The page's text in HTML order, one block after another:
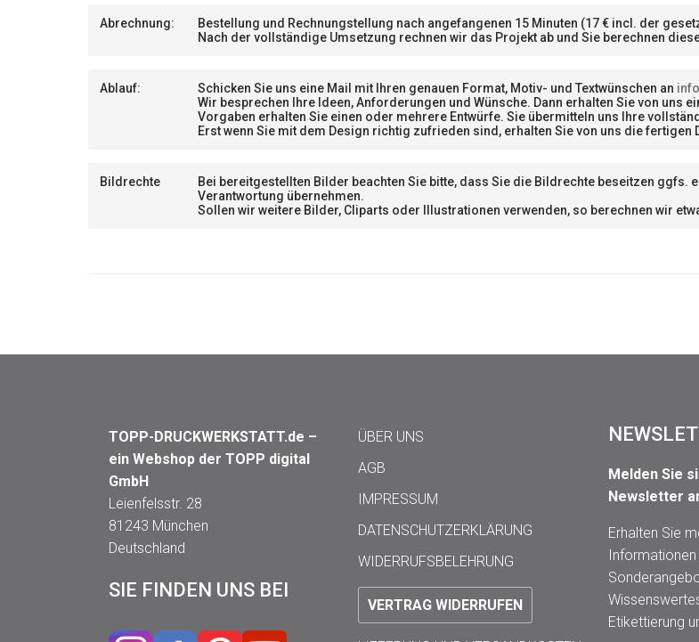
Abrechnung:
Bestellung und Rechnungstellung nach angefangenen 15 Minuten (17 € incl. der
Nach der vollständige Umsetzung rechnen wir das Projekt ab und Sie berechnen
Ablauf: Schicken Sie uns eine Mail mit Ihren genauen Format, Motiv- und Textwünschen an
Wir besprechen Ihre Ideen, Anforderungen und Wünsche. Dann erhalten Sie von uns
Vorgaben erhaltenSie einen oder mehrere Entwürfe. Sie übermitteln uns Ihre
Erst wenn Sie mit dem Design richtig zufrieden sind, erhalten Sie von uns diefertigen
Bildrechte
Bei bereitgestellten Bilder beachten Sie bitte, dass Sie die Bildrechte beseitzen ggfs.
Verantwortung übernehmen.
Sollen wir weitere Bilder, Cliparts oder Illustrationen verwenden, so berechnen wir
TOPP-DRUCKWERKSTATT.de –
ein Webshop der TOPP digital
GmbH
Leienfelsstr. 28
81243 München
Deutschland
SIE FINDEN UNS BEI
ÜBER UNS
AGB
IMPRESSUM
DATENSCHUTZERKLÄRUNG
WIDERRUFSBELEHRUNG
VERTRAG WIDERRUFEN
Melden Sie
Newsletter
Erhalten Sie
Informationen
Etikettierung